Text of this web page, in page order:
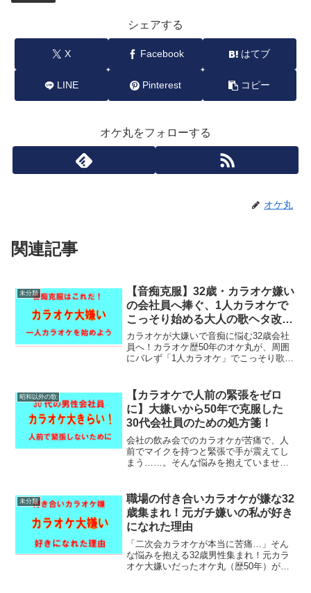
シェアする
X Facebook はてブ
LINE Pinterest コピー
オケ丸をフォローする
オケ丸
関連記事
未分類
【音痴克服】32歳・カラオケ嫌い
の会社員へ捧ぐ、1人カラオケで
こっそり始める大人の歌ヘタ改善
講座
カラオケが大嫌いで音痴に悩む32歳会社
員へ！カラオケ歴50年のオケ丸が、周囲
にバレず「1人カラオケ」でこっそり歌ヘ
で、会社の2次会の恐怖から卒業しましょ
う！
昭和以外の歌
【カラオケで人前の緊張をゼロ
に】大嫌いから50年で克服した
30代会社員のための処方箋！
会社の飲み会でのカラオケが苦痛で、人
前でマイクを持つと緊張で手が震えてし
まう……。そんな悩みを抱えていません
が、30代前半の若い頃は皆さんと同じよ
うにカラオケが大嫌い...
未分類
職場の付き合いカラオケが嫌な32
歳集まれ！元ガチ嫌いの私が好き
になれた理由
「二次会カラオケが本当に苦痛…」そん
な悩みを抱える32歳男性集まれ！元カラ
オケ大嫌いだったオケ丸（歴50年）が、